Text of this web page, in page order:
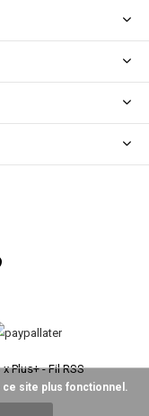
xPlus+-Fil RSS
site plus fonctionnel.